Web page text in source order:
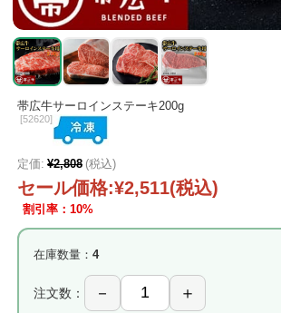
帯広牛サーロインステーキ200g
[52620]
定価: ¥2,808 (税込)
セール価格:¥2,511(税込)
割引率：10%
在庫数量： 4
注文数：